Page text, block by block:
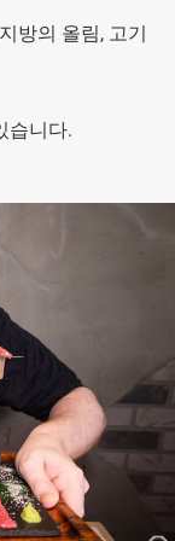
방의 올림, 고기
습니다.